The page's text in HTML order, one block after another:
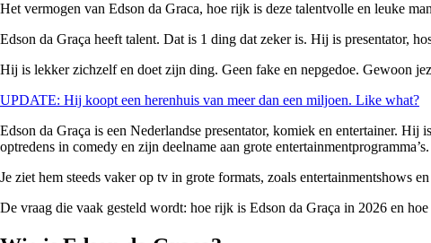
Het vermogen van Edson da Graca, hoe rijk is deze talentvolle en leuke
Edson da Graça heeft talent. Dat is 1 ding dat zeker is. Hij is presentator,
Hij is lekker zichzelf en doet zijn ding. Geen fake en nepgedoe. Gewoon
UPDATE: Hij koopt een herenhuis van meer dan een miljoen. Like what?
Edson da Graça is een Nederlandse presentator, komiek en entertainer.
optredens in comedy en zijn deelname aan grote entertainmentprogramma’s.
Je ziet hem steeds vaker op tv in grote formats, zoals entertainmentshows
De vraag die vaak gesteld wordt: hoe rijk is Edson da Graça in 2026 en